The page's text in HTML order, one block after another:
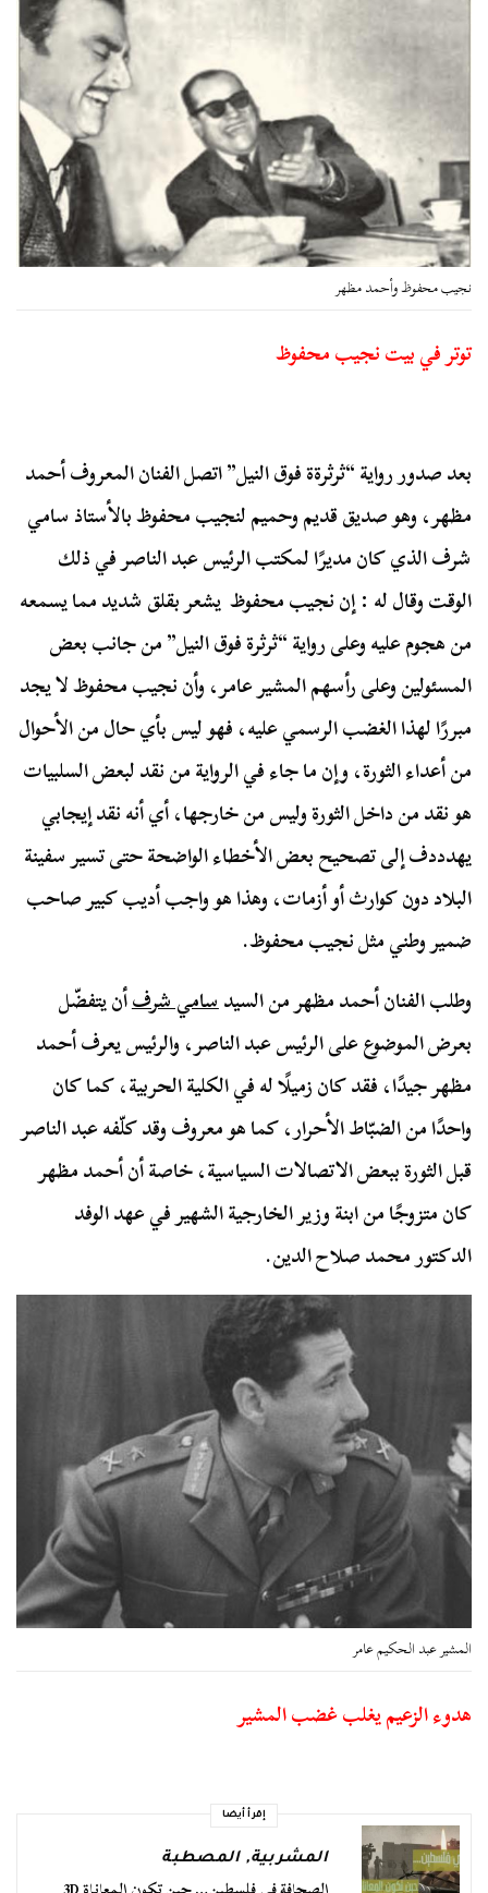
نجيب محفوظ وأحمد مظهر
توتر في بيت نجيب محفوظ
بعد صدور رواية “ثرثرةة فوق النيل” اتصل الفنان المعروف أحمد
مظهر، وهو صديق قديم وحميم لنجيب محفوظ بالأستاذ سامي
شرف الذي كان مديرًا لمكتب الرئيس عبد الناصر في ذلك
الوقت وقال له : إن نجيب محفوظ يشعر بقلق شديد مما يسمعه
من هجوم عليه وعلى رواية “ثرثرة فوق النيل” من جانب بعض
المسئولين وعلى رأسهم المشير عامر، وأن نجيب محفوظ لا يجد
مبررًا لهذا الغضب الرسمي عليه، فهو ليس بأي حال من الأحوال
من أعداء الثورة، وإن ما جاء في الرواية من نقد لبعض السلبيات
هو نقد من داخل الثورة وليس من خارجها، أي أنه نقد إيجابي
يهدددف إلى تصحيح بعض الأخطاء الواضحة حتى تسير سفينة
البلاد دون كوارث أو أزمات، وهذا هو واجب أديب كبير صاحب
ضمير وطني مثل نجيب محفوظ.
وطلب الفنان أحمد مظهر من السيدسامي شرفأن يتفضّل
بعرض الموضوع على الرئيس عبد الناصر، والرئيس يعرف أحمد
مظهر جيدًا، فقد كان زميلًا له في الكلية الحربية، كما كان
واحدًا من الضبّاط الأحرار، كما هو معروف وقد كلّفه عبد الناصر
قبل الثورة ببعض الاتصالات السياسية، خاصة أن أحمد مظهر
كان متزوجًا من ابنة وزير الخارجية الشهير في عهد الوفد
الدكتور محمد صلاح الدين.
المشير عبد الحكيم عامر
هدوء الزعيم يغلب غضب المشير
إقرأ أيضا
المشربية,المصطبة